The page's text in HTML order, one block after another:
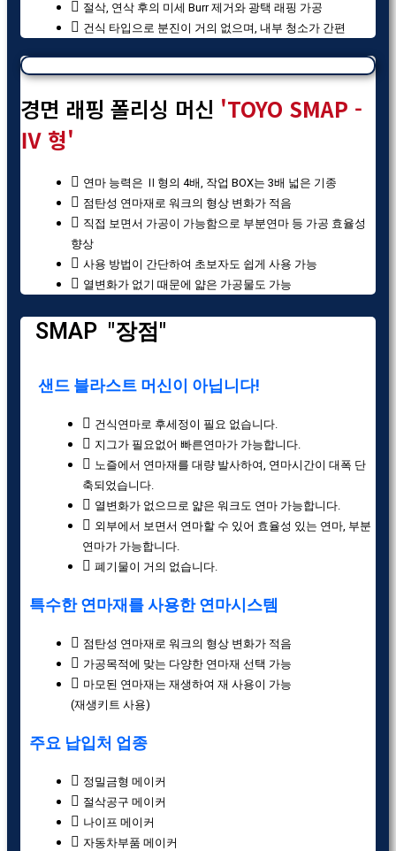
절삭, 연삭 후의 미세 Burr 제거와 광택 래핑 가공
건식 타입으로 분진이 거의 없으며, 내부 청소가 간편
경면 래핑 폴리싱 머신 'TOYO SMAP -
Ⅳ 형'
연마 능력은 Ⅱ형의 4배, 작업 BOX는 3배 넓은 기종
점탄성 연마재로 워크의 형상 변화가 적음
직접 보면서 가공이 가능함으로 부분연마 등 가공 효율성
향상
사용 방법이 간단하여 초보자도 쉽게 사용 가능
열변화가 없기 때문에 얇은 가공물도 가능
SMAP "장점"
샌드 블라스트 머신이 아닙니다!
건식연마로 후세정이 필요 없습니다.
지그가 필요없어 빠른연마가 가능합니다.
노즐에서 연마재를 대량 발사하여, 연마시간이 대폭 단
축되었습니다.
열변화가 없으므로 얇은 워크도 연마 가능합니다.
외부에서 보면서 연마할 수 있어 효율성 있는 연마, 부분
연마가 가능합니다.
폐기물이 거의 없습니다.
특수한 연마재를 사용한 연마시스템
점탄성 연마재로 워크의 형상 변화가 적음
가공목적에 맞는 다양한 연마재 선택 가능
마모된 연마재는 재생하여 재 사용이 가능
(재생키트 사용)
주요 납입처 업종
정밀금형 메이커
절삭공구 메이커
나이프 메이커
자동차부품 메이커